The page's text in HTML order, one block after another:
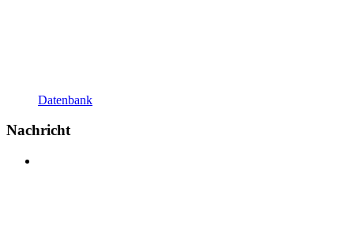
Datenbank
Nachricht